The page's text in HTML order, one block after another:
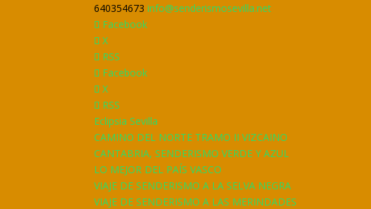
640354673 info@senderismosevilla.net
Facebook
X
RSS
Facebook
X
RSS
Eclipsia Sevilla
CAMINO DEL NORTE TRAMO II VIZCAINO
CANTABRIA, SENDERISMO VERDE Y AZUL
LO MEJOR DEL PAÍS VASCO
VIAJE DE SENDERISMO A LA SELVA NEGRA
VIAJE DE SENDERISMO A LAS MERINDADES